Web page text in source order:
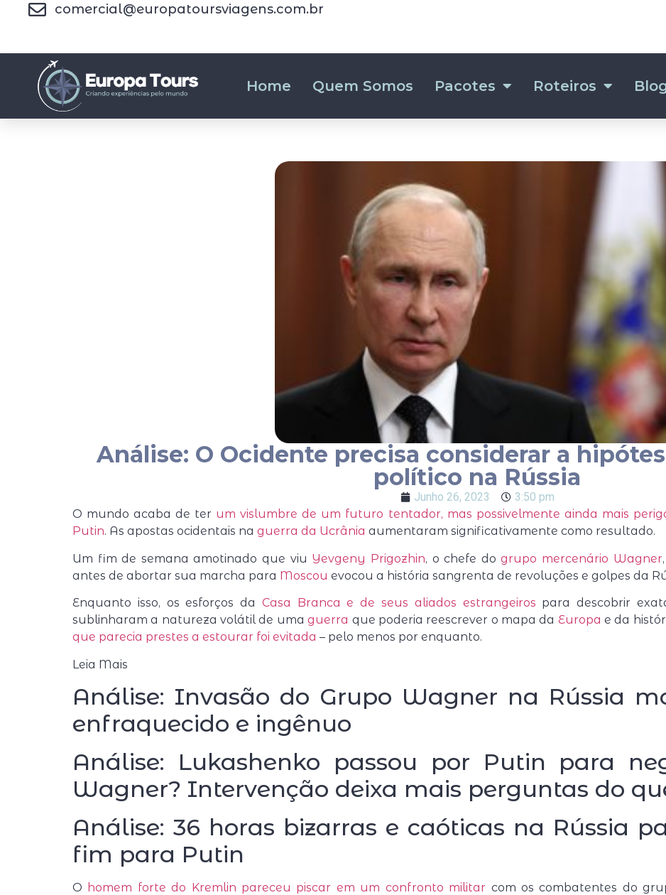
comercial@europatoursviagens.com.br
Home Quem Somos Pacotes Roteiros
Análise: O Ocidente precisa considerar a
político na Rússia
Junho 26, 2023
3:50 pm
O mundo acaba de ter um vislumbre de um futuro tentador, mas possivelmente ainda mais
Putin. As apostas ocidentais na guerra da Ucrânia aumentaram significativamente como resultado.
Um fim de semana amotinado que viu Yevgeny Prigozhin, o chefe dogrupo mercenário Wagner
antes de abortar sua marcha para Moscou evocou a história sangrenta de revoluções e golpes da
Enquanto isso, os esforços da Casa Branca e de seus aliados estrangeiros para descobrir
sublinharam a natureza volátil de umaguerra que poderia reescrever o mapa da Europa e da
que parecia prestes a estourar foi evitada – pelo menos por enquanto.
Leia Mais
Análise: Invasão do Grupo Wagner na Rússia
enfraquecido e ingênuo
Análise: Lukashenko passou por Putin para
Wagner? Intervenção deixa mais perguntas do
Análise: 36 horas bizarras e caóticas na Rússia
fim para Putin
O homem forte do Kremlin pareceu piscar em um confronto militar com os combatentes do